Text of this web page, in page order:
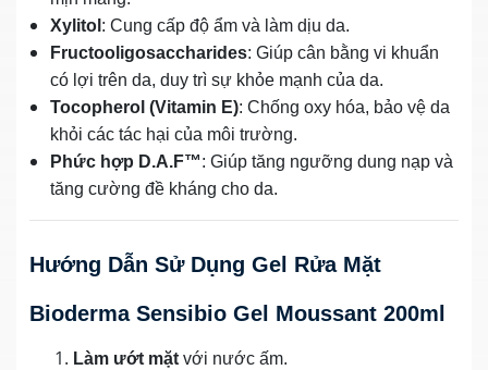
Xylitol : Cung cấp độ ẩm và làm dịu da.
Fructooligosaccharides: Giúp cân bằng vi khuẩn
có lợi trên da, duy trì sự khỏe mạnh của da.
Tocopherol (Vitamin E): Chống oxy hóa, bảo vệ da
khỏi các tác hại của môi trường.
Phức hợp D.A.F™: Giúp tăng ngưỡng dung nạp và
tăng cường đề kháng cho da.
Hướng Dẫn Sử Dụng Gel Rửa Mặt
Bioderma Sensibio Gel Moussant 200ml
Làm ướt mặt với nước ấm.